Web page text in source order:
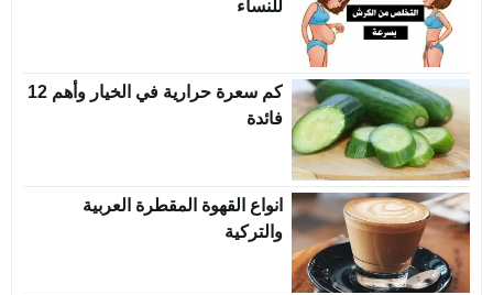
للنساء
كم سعرة حرارية في الخيار وأهم 12
فائدة
انواع القهوة المقطرة العربية
والتركية